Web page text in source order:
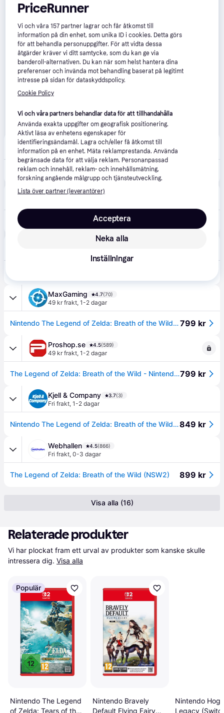
NetOnNet 4.7 (108)
39 kr frakt
POWER 4.1(526)
759 kr
4.1 (4634)
MaxGaming 4.7(70)
49 kr frakt, 1-2 dagar
Nintendo The Legend of Zelda: Breath of the Wild - Switch 2799 kr
Proshop.se 4.5(589)
49 kr frakt, 1-2 dagar
The Legend of Zelda: Breath of the Wild - Nintendo Switch 2 - Action / äventyr799 kr
Kjell & Company 3.7(3)
Fri frakt, 1-2 dagar
Nintendo The Legend of Zelda: Breath of the Wild - Switch 2 Edition849 kr
Webhallen 4.5(866)
Fri frakt, 0-3 dagar
The Legend of Zelda: Breath of the Wild (NSW2) 899 kr
Visa alla (16)
Relaterade produkter
Vi har plockat fram ett urval av produkter som kanske skulle
intressera dig. Visa alla
Populär
Nintendo The Legend
of Zelda: Tears of the
Nintendo Bravely
Default Flying Fairy
Nintendo
Legacy
PriceRunner
Vi och våra157 partner lagrar och får åtkomst till
information på din enhet, som unika ID i cookies. Detta görs
för att behandla personuppgifter. För att vidta dessa
åtgärder kräver vi ditt samtycke, som du kan ge via
banderoll-alternativen. Du kan när som helst hantera dina
preferenser och invända mot behandling baserat på legitimt
intresse på sidan för dataskyddspolicy.
Cookie Policy
Vi och våra partners behandlar data för att tillhandahålla
Använda exakta uppgifter om geografisk positionering.
Aktivt läsa av enhetens egenskaper för
identifieringsändamål. Lagra och/eller få åtkomst till
information på en enhet. Mäta reklamprestanda. Använda
begränsade data för att välja reklam. Personanpassad
reklam och innehåll, reklam- och innehållsmätning,
forskning angående målgrupp och tjänsteutveckling.
Lista över partner (leverantörer)
Neka alla
Acceptera
Inställningar